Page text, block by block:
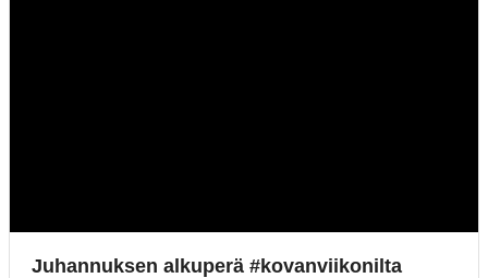
Juhannuksen alkuperä #kovanviikonilta